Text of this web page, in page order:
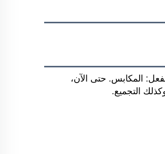
بالفعل: المكابس. حتى الآن،
التجميع.